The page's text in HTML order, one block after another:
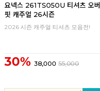
요넥스 261TS050U 티셔츠 오버
핏 캐주얼 26시즌
2026 시즌 캐주얼 티셔츠 모음전!
30% 38,000 55,000